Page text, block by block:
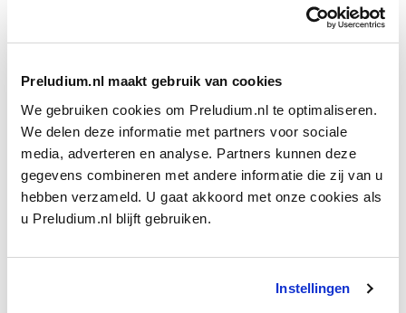
Preludium.nl maakt gebruik van cookies
We gebruiken cookies om Preludium.nl te optimaliseren.
We delen deze informatie met partners voor sociale
media, adverteren en analyse. Partners kunnen deze
gegevens combineren met andere informatie die zij van u
hebben verzameld. U gaat akkoord met onze cookies als
u Preludium.nl blijft gebruiken.
Instellingen